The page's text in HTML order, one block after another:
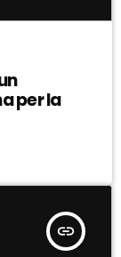
per la
insert_link